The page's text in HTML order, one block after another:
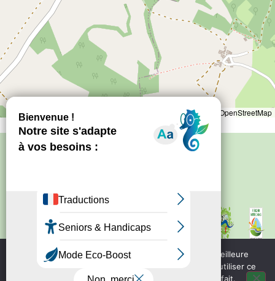
Leaflet OpenStreetMap
Site créé par
Politique de confidentialité
Mentions
touristique de Nontron
Bureau d'information
Nous utilisons des cookies pour vous garantir la meilleure
expérience sur notre site web. Si vous continuez à utiliser ce
site, nous supposerons que vous en êtes satisfait.